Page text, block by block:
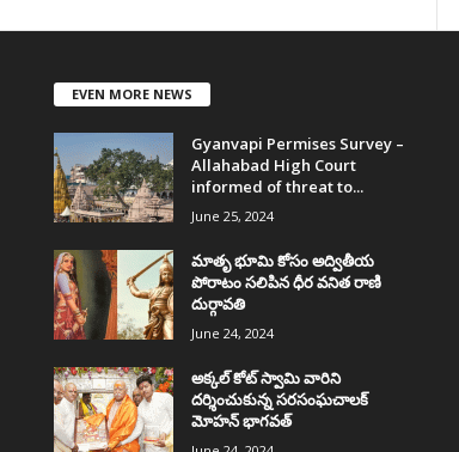
EVEN MORE NEWS
Gyanvapi Permises Survey –
Allahabad High Court
informed of threat to...
June 25, 2024
మాతృ భూమి కోసం అద్వితీయ
పోరాటం సలిపిన ధీర వనిత రాణి
దుర్గావతి
June 24, 2024
అక్కల్‌ కోట్‌ స్వామి వారిని
దర్శించుకున్న సరసంఘచాలక్
మోహన్ భాగవత్